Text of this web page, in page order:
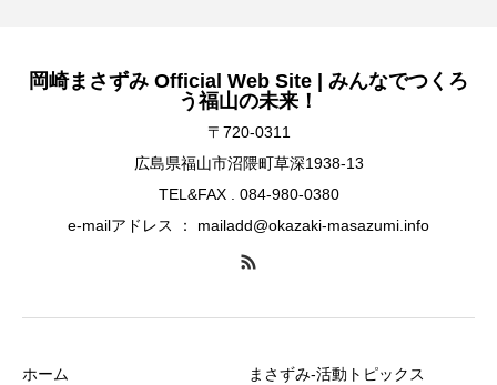
岡崎まさずみ Official Web Site | みんなでつくろ
う福山の未来！
〒720-0311
広島県福山市沼隈町草深1938-13
TEL&FAX . 084-980-0380
e-mailアドレス ： mailadd@okazaki-masazumi.info
ホーム まさずみ-活動トピックス